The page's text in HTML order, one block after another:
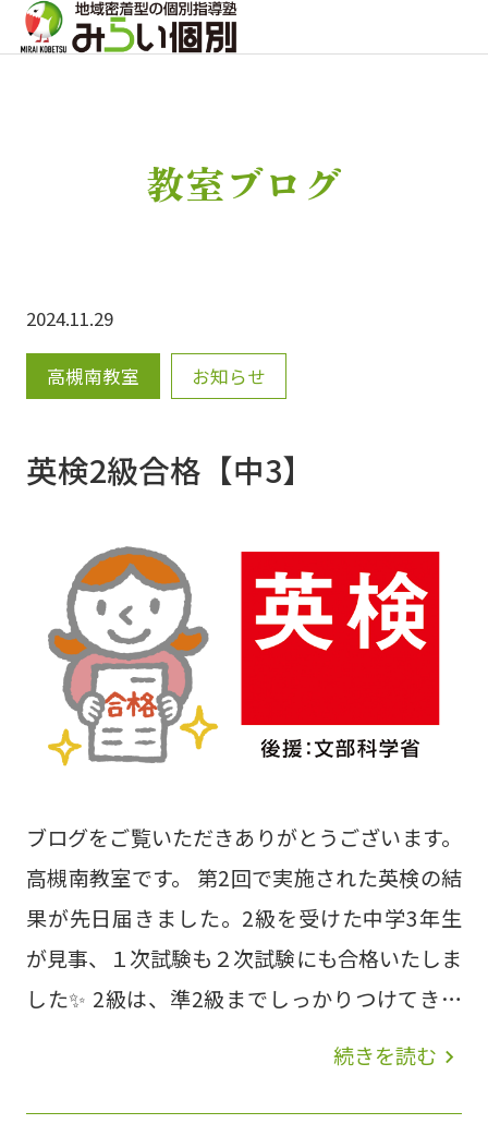
教室ブログ
2024.11.29
高槻南教室 お知らせ
英検2級合格【中3】
ブログをご覧いただきありがとうございます。
高槻南教室です。 第2回で実施された英検の結
果が先日届きました。2級を受けた中学3年生
が見事、１次試験も２次試験にも合格いたしま
した✨ 2級は、準2級までしっかりつけてきた
力を実生活の様々な分野で応用できる力を身に
ています。社会生活に必要な英語を理解し、実
続きを読む navigate_next